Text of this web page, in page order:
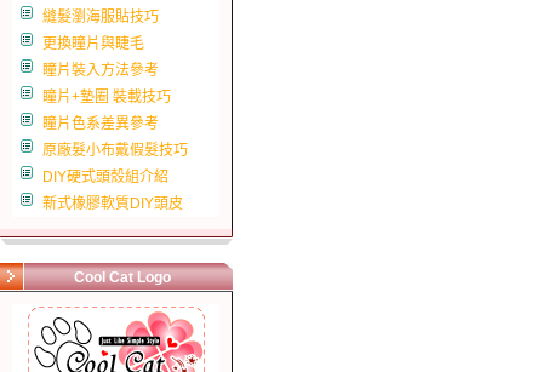
縫髮瀏海服貼技巧
更換瞳片與睫毛
瞳片裝入方法參考
瞳片+墊圈 裝載技巧
瞳片色系差異參考
原廠髮小布戴假髮技巧
DIY硬式頭殼組介紹
新式橡膠軟質DIY頭皮
Cool Cat Logo